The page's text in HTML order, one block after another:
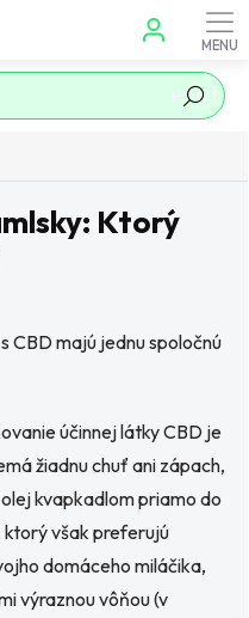
Hľadať
Ktorý
CBD majú jednu spoločnú
účinnej látky CBD je
žiadnu chuť ani zápach,
kvapkadlom priamo do
ktorý však preferujú
domáceho miláčika,
výraznou vôňou (v